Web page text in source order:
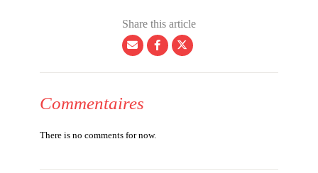
Share this article
Commentaires
There is no comments for now.